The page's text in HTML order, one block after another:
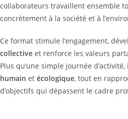
collaborateurs travaillent ensemble
concrètement à la société et à
Ce format stimule l’engagement,
collective et renforce les valeurs
Plus qu’une simple journée
humain et écologique, tout en
d’objectifs qui dépassent le cadre